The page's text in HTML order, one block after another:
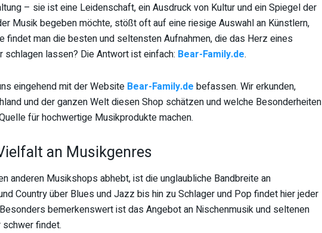
– sie ist eine Leidenschaft, ein Ausdruck von Kultur und ein Spiegel der
Musik begeben möchte, stößt oft auf eine riesige Auswahl an Künstlern,
findet man die besten und seltensten Aufnahmen, die das Herz eines
schlagen lassen? Die Antwort ist einfach: Bear-Family.de.
eingehend mit der Website Bear-Family.de befassen. Wir erkunden,
und der ganzen Welt diesen Shop schätzen und welche Besonderheiten
für hochwertige Musikprodukte machen.
an Musikgenres
anderen Musikshops abhebt, ist die unglaubliche Bandbreite an
Country über Blues und Jazz bis hin zu Schlager und Pop findet hier jeder
bemerkenswert ist das Angebot an Nischenmusik und seltenen
schwer findet.